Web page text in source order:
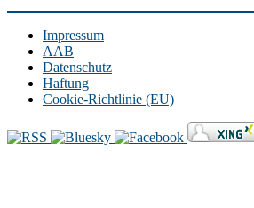
Impressum
AAB
Datenschutz
Haftung
Cookie-Richtlinie (EU)